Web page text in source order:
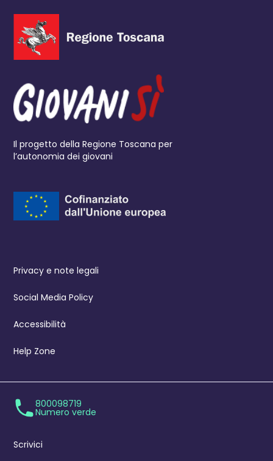
Il progetto della Regione Toscana per
l’autonomia dei giovani
Privacy e note legali
Social Media Policy
Accessibilità
Help Zone
800098719
Numero verde
Scrivici